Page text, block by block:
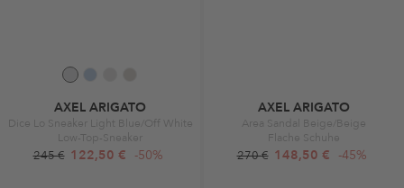
AXEL ARIGATO
Dice Lo Sneaker Light Blue/Off White
Low-Top-Sneaker
245 € 122,50 € -50%
AXEL ARIGATO
Area Sandal Beige/Beige
Flache Schuhe
270 € 148,50 € -45%